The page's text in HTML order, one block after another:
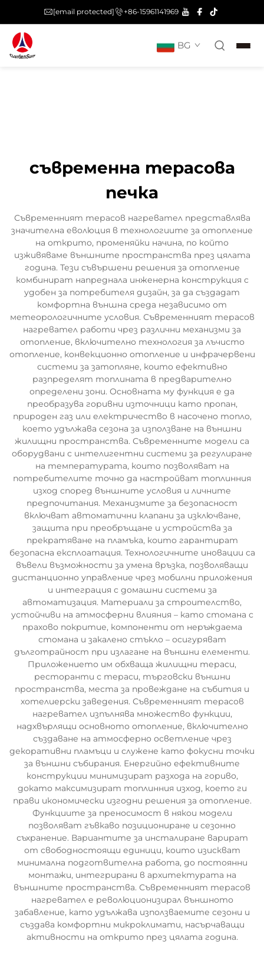
[email protected] +86-15961141969
BG
съвременна терасова
печка
Съвременният терасов нагревател представлява
значителна еволюция в технологиите за отопление
на открито, променяйки начина, по който
изживяваме външните пространства през цялата
година. Тези съвършени решения за отопление
комбинират напреднала инженерна конструкция с
удобен за потребителя дизайн, за да създадат
комфортна външна среда независимо от
метеорологичните условия. Съвременният терасов
нагревател работи чрез различни механизми за
отопление, включително технология за лъчисто
отопление, конвекционно отопление и инфрачервени
системи за затопляне, които ефективно
разпределят топлината в предварително
определени зони. Основната му функция е да
преобразува горивни източници като пропан,
природен газ или електричество в насочено топло,
което удължава сезона за използване на външни
жилищни пространства. Съвременните модели са
оборудвани с интелигентни системи за регулиране
на температурата, които позволяват на
потребителите точно да настройват топлинния
изход според външните условия и личните
предпочитания. Механизмите за безопасност
включват автоматични клапани за изключване,
защита при преобръщане и устройства за
прекратяване на пламъка, които гарантират
безопасна експлоатация. Технологичните иновации са
въвели възможности за умена връзка, позволяващи
дистанционно управление чрез мобилни приложения
и интеграция с домашни системи за
автоматизация. Материали за строителство,
устойчиви на атмосферни влияния – като стомана с
прахово покритие, компоненти от неръждаема
стомана и закалено стъкло – осигуряват
дълготрайност при излагане на външни елементи.
Приложението им обхваща жилищни тераси,
ресторанти с тераси, търговски външни
пространства, места за провеждане на събития и
хотелиерски заведения. Съвременният терасов
нагревател изпълнява множество функции,
надхвърлящи основното отопление, включително
създаване на атмосферно осветление чрез
декоративни пламъци и служене като фокусни точки
за външни събирания. Енергийно ефективните
конструкции минимизират разхода на гориво,
докато максимизират топлинния изход, което ги
прави икономически изгодни решения за отопление.
Функциите за преносимост в някои модели
позволяват гъвкаво позициониране и сезонно
съхранение. Вариантите за инсталиране варират
от свободностоящи единици, които изискват
минимална подготвителна работа, до постоянни
монтажи, интегрирани в архитектурата на
външните пространства. Съвременният терасов
нагревател е революционизирал външното
забавление, като удължава използваемите сезони и
създава комфортни микроклимати, насърчаващи
активности на открито през цялата година.